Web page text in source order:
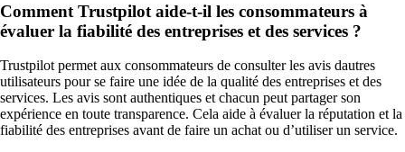
Comment Trustpilot aide-t-il les consommateurs à
évaluer la fiabilité des entreprises et des services ?
Trustpilot permet aux consommateurs de consulter les avis dautres
utilisateurs pour se faire une idée de la qualité des entreprises et des
services. Les avis sont authentiques et chacun peut partager son
expérience en toute transparence. Cela aide à évaluer la réputation et la
fiabilité des entreprises avant de faire un achat ou d’utiliser un service.